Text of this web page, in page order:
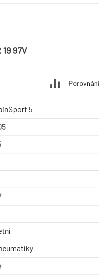
97V
Porovnání
5